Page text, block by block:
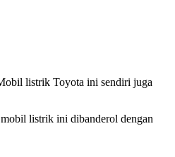
listrik Toyota ini sendiri juga
listrik ini dibanderol dengan